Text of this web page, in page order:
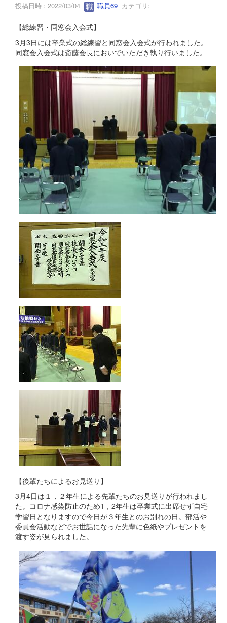
投稿日時 : 2022/03/04 職員69 カテゴリ:
【総練習・同窓会入会式】
3月3日には卒業式の総練習と同窓会入会式が行われました。
同窓会入会式は斎藤会長においでいただき執り行いました。
【後輩たちによるお見送り】
3月4日は１，２年生による先輩たちのお見送りが行われまし
た。コロナ感染防止のため1，2年生は卒業式に出席せず自宅
学習日となりますので今日が３年生とのお別れの日。部活や
委員会活動などでお世話になった先輩に色紙やプレゼントを
渡す姿が見られました。